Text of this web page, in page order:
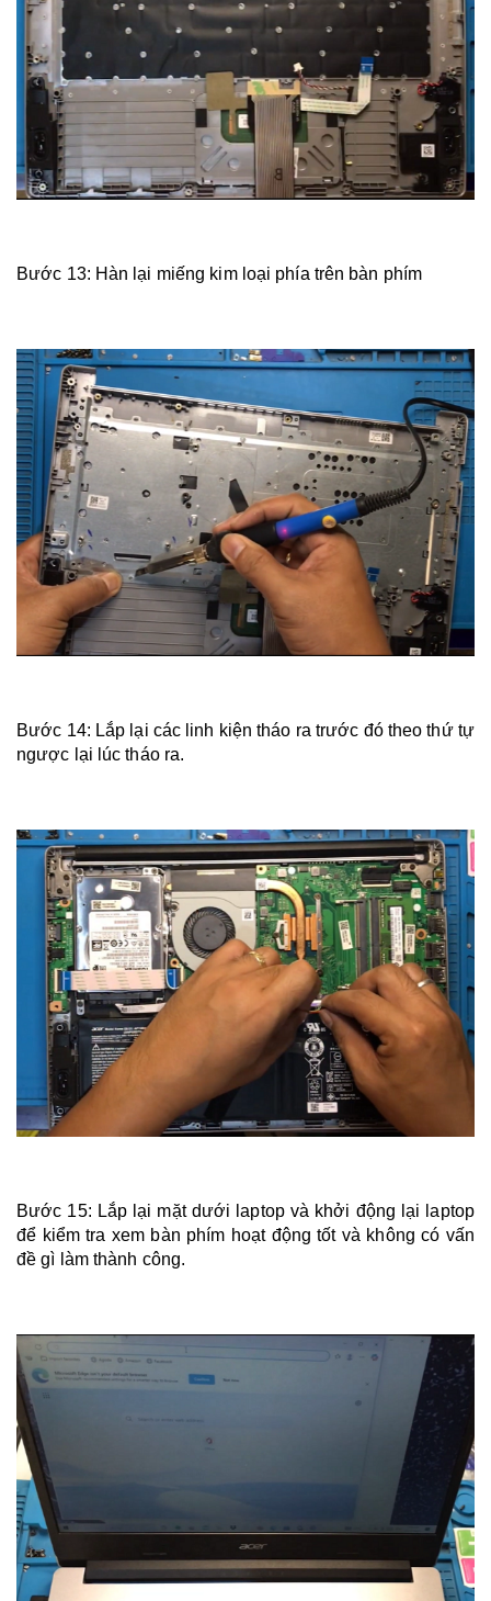
Bước 13: Hàn lại miếng kim loại phía trên bàn phím
Bước 14: Lắp lại các linh kiện tháo ra trước đó theo thứ tự
ngược lại lúc tháo ra.
Bước 15: Lắp lại mặt dưới laptop và khởi động lại laptop
để kiểm tra xem bàn phím hoạt động tốt và không có vấn
đề gì làm thành công.